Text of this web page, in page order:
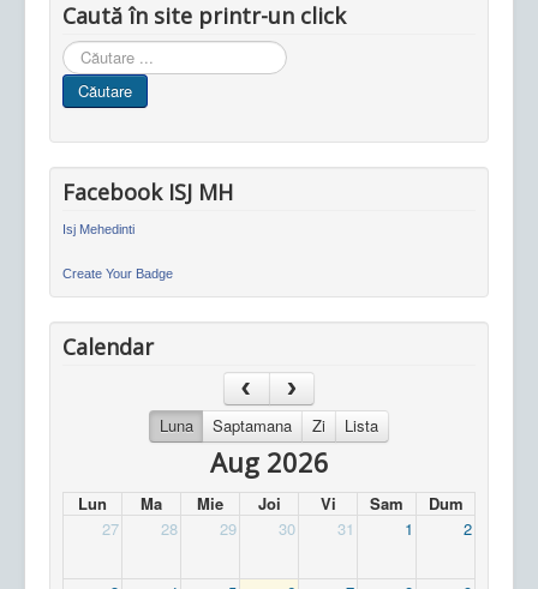
Caută în site printr-un click
Cauta
in
site
Căutare
Facebook ISJ MH
Isj Mehedinti
Create Your Badge
Calendar
Luna Saptamana Zi Lista
Aug 2026
Lun Ma Mie Joi Vi Sam
Dum
27
28 29 30 31 1 2